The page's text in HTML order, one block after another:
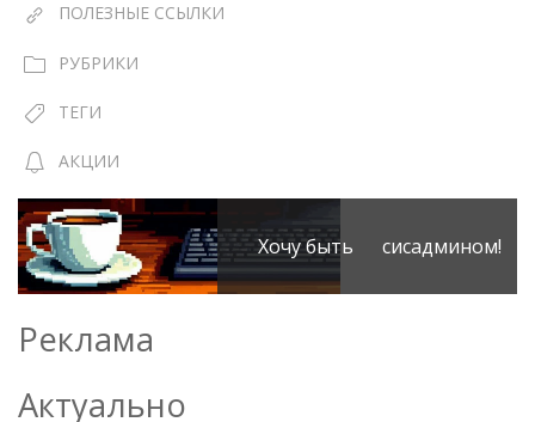
ПОЛЕЗНЫЕ ССЫЛКИ
РУБРИКИ
ТЕГИ
АКЦИИ
Хочу быть сисадмином!
Реклама
Актуально